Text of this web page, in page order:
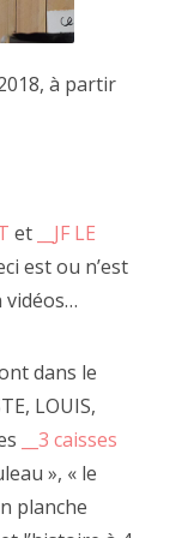
à partir
et
__JF LE
est ou n’est
vidéos…
dans le
LOUIS,
__3 caisses
», « le
planche